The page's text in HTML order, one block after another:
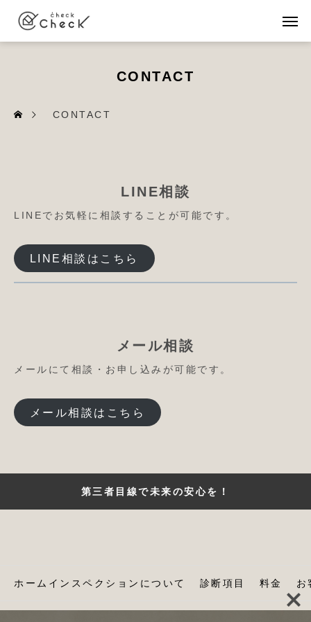
CONTACT
CONTACT
LINE相談
LINEでお気軽に相談することが可能です。
LINE相談はこちら
メール相談
メールにて相談・お申し込みが可能です。
メール相談はこちら
第三者目線で未来の安心を！
ホームインスペクションについて 診断項目 料金 お